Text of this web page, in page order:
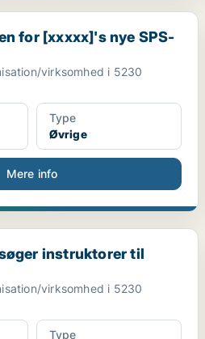
[xxxxx]'s nye SPS-indsats...
for [xxxxx]'s nye SPS-
virksomhed i 5230
Type
Øvrige
Mere info
til Public In...
instruktorer til
virksomhed i 5230
Type